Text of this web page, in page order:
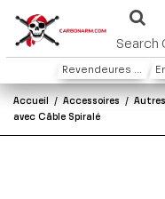
Search
Revendeures ou distributeures
Accueil Accessoires
avec Câble Spiralé